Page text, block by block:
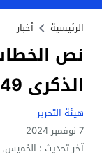
الرئيسية أخبار
نص
الذكرى 49 للمسيرة الخضراء
هيئة التحرير
7 نوفمبر 2024
آخر تحديث : الخميس, 7 نوفمبر, 2024 - 1:52